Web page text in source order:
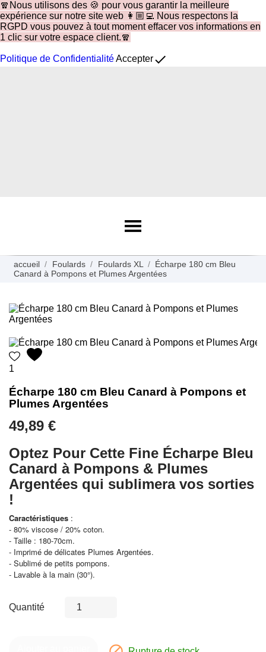
🧣Nous utilisons des 🍪 pour vous garantir la meilleure
expérience sur notre site web 👩🏼‍💻 Nous respectons la
RGPD vous pouvez à tout moment effacer vos informations en
1 clic sur votre espace client.🧣
Politique de ConfidentialitéAccepterdone
accueil Foulards Foulards XL
Écharpe 180 cm Bleu
Canard à Pompons et Plumes Argentées
1
Écharpe 180 cm Bleu Canard à Pompons et
Plumes Argentées
49,89 €
Optez Pour Cette Fine Écharpe Bleu
Canard à Pompons & Plumes
Argentées qui sublimera vos sorties
!
Caractéristiques :
- 80% viscose / 20% coton.
- Taille : 180-70cm.
- Imprimé de délicates Plumes Argentées.
- Sublimé de petits pompons.
- Lavable à la main (30°).
Quantité